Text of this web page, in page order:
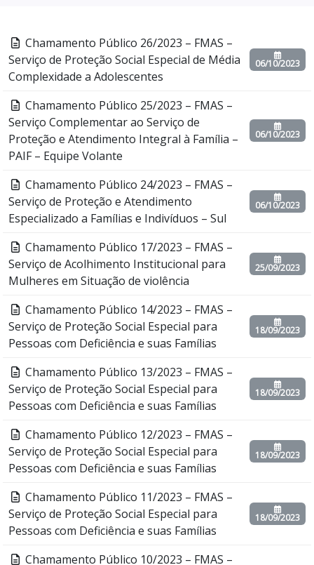
Chamamento Público 26/2023 – FMAS –
Serviço de Proteção Social Especial de Média
Complexidade a Adolescentes
06/10/2023
Chamamento Público 25/2023 – FMAS –
Serviço Complementar ao Serviço de
Proteção e Atendimento Integral à Família –
PAIF – Equipe Volante
06/10/2023
Chamamento Público 24/2023 – FMAS –
Serviço de Proteção e Atendimento
Especializado a Famílias e Indivíduos – Sul
06/10/2023
Chamamento Público 17/2023 – FMAS –
Serviço de Acolhimento Institucional para
Mulheres em Situação de violência
25/09/2023
Chamamento Público 14/2023 – FMAS –
Serviço de Proteção Social Especial para
Pessoas com Deficiência e suas Famílias
18/09/2023
Chamamento Público 13/2023 – FMAS –
Serviço de Proteção Social Especial para
Pessoas com Deficiência e suas Famílias
18/09/2023
Chamamento Público 12/2023 – FMAS –
Serviço de Proteção Social Especial para
Pessoas com Deficiência e suas Famílias
18/09/2023
Chamamento Público 11/2023 – FMAS –
Serviço de Proteção Social Especial para
Pessoas com Deficiência e suas Famílias
18/09/2023
Chamamento Público 10/2023 – FMAS –